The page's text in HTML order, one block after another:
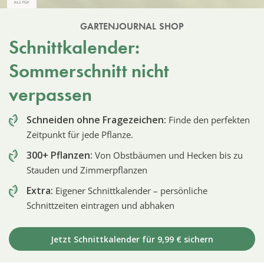
GARTENJOURNAL SHOP
Schnittkalender:
Sommerschnitt nicht
verpassen
Schneiden ohne Fragezeichen: Finde den perfekten
Zeitpunkt für jede Pflanze.
300+ Pflanzen: Von Obstbäumen und Hecken bis zu
Stauden und Zimmerpflanzen
Extra: Eigener Schnittkalender – persönliche
Schnittzeiten eintragen und abhaken
Jetzt Schnittkalender für 9,99 € sichern